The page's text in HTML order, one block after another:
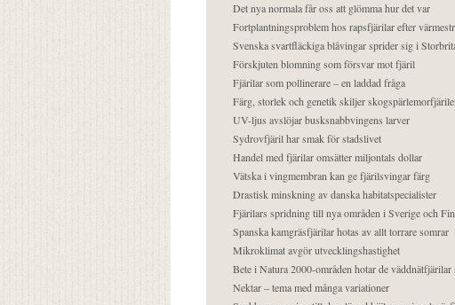
Det nya normala får oss att glömma hur det var
Fortplantningsproblem hos rapsfjärilar efter
Svenska svartfläckiga blåvingar sprider sig i
Förskjuten blomning som försvar mot fjäril
Fjärilar som pollinerare – en laddad fråga
Färg, storlek och genetik skiljer
UV-ljus avslöjar busksnabbvingens larver
Sydrovfjäril har smak för stadslivet
Handel med fjärilar omsätter miljontals dollar
Vätska i vingmembran kan ge fjärilsvingar färg
Drastisk minskning av danska habitatspecialister
Fjärilars spridning till nya områden i Sverige och
Spanska kamgräsfjärilar hotas av allt torrare somrar
Mikroklimat avgör utvecklingshastighet
Bete i Natura 2000-områden hotar de väddnätfjärilar
Nektar – tema med många variationer